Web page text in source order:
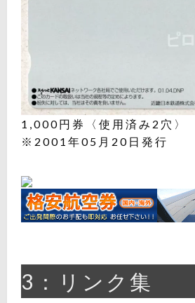
1,000円券〈使用済み2穴〉
※2001年05月20日発行
3：リンク集